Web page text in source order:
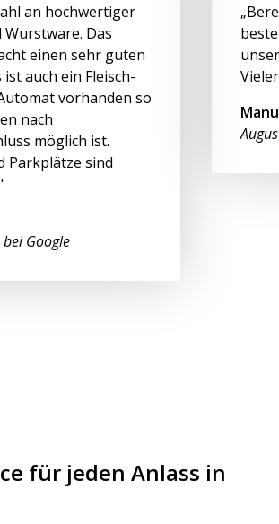
an hochwertiger
Wurstware. Das
einen sehr guten
ist auch ein Fleisch-
vorhanden so
nach
möglich ist.
Parkplätze sind
Google
für jeden Anlass in